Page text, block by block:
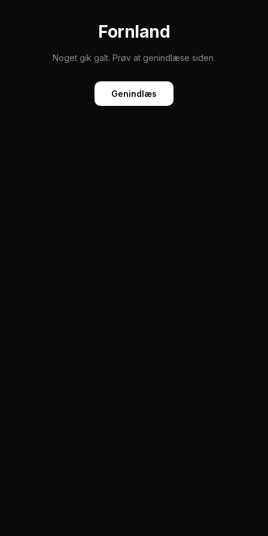
Fornland
Noget gik galt. Prøv at genindlæse siden.
Genindlæs